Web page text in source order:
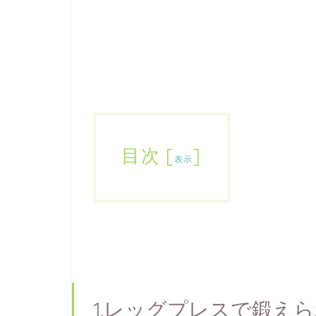
目次 [表示]
1.レッグプレスで鍛え